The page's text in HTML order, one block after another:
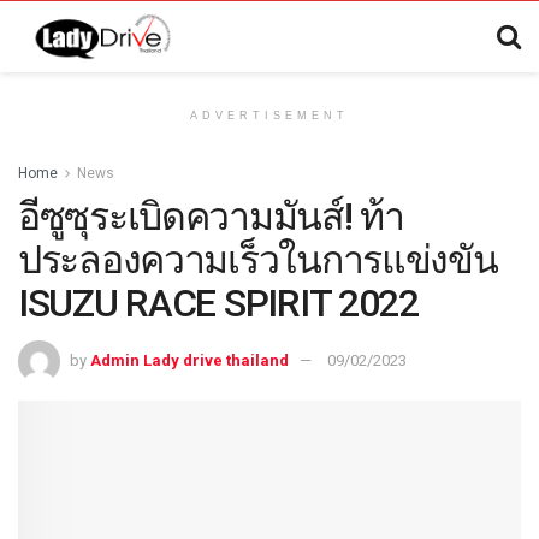
ADVERTISEMENT
Home News
อีซูซุระเบิดความมันส์! ท้า
ประลองความเร็วในการแข่งขัน
ISUZU RACE SPIRIT 2022
by Admin Lady drive thailand 09/02/2023